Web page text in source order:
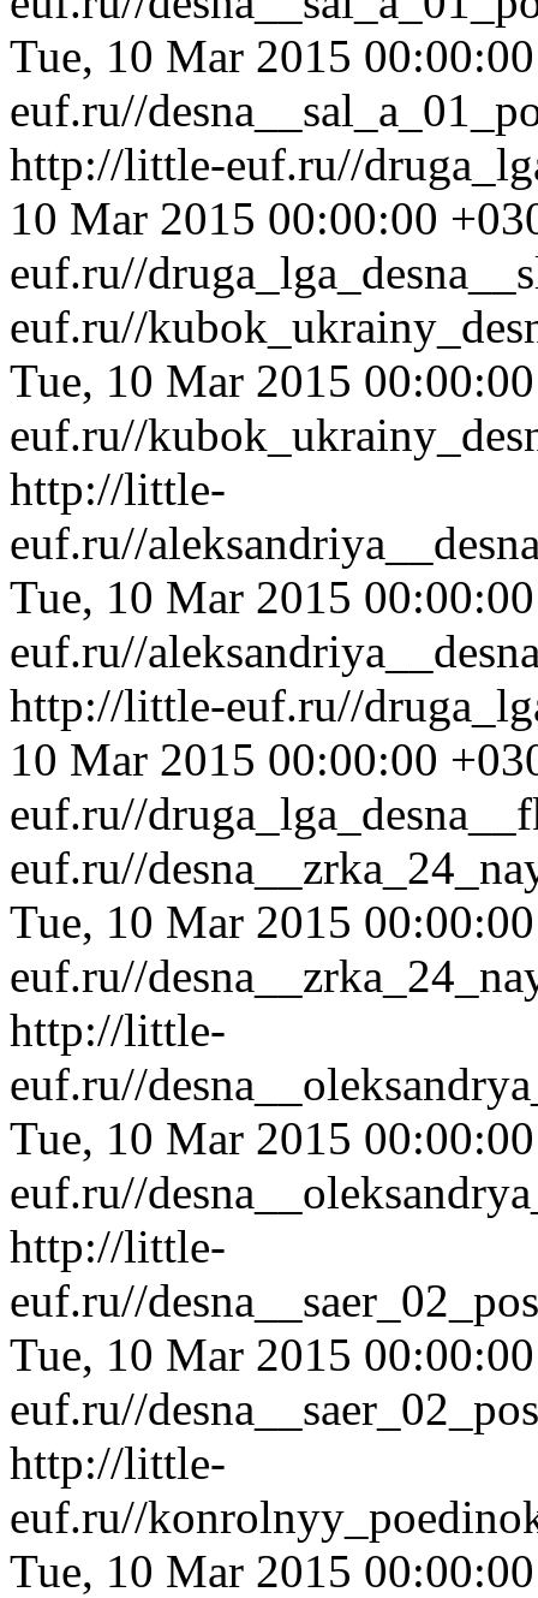
Tue, 10 Mar 2015
euf.ru//
http://little-euf.ru//
10 Mar 2015 00:00:00
euf.ru//
euf.ru//
Tue, 10 Mar 2015
euf.ru//
http://little-
euf.ru//
Tue, 10 Mar 2015
euf.ru//
http://little-euf.ru//
10 Mar 2015 00:00:00
euf.ru//
euf.ru//
Tue, 10 Mar 2015
euf.ru//
http://little-
euf.ru//
Tue, 10 Mar 2015
euf.ru//
http://little-
euf.ru//
Tue, 10 Mar 2015
euf.ru//
http://little-
euf.ru//
Tue, 10 Mar 2015